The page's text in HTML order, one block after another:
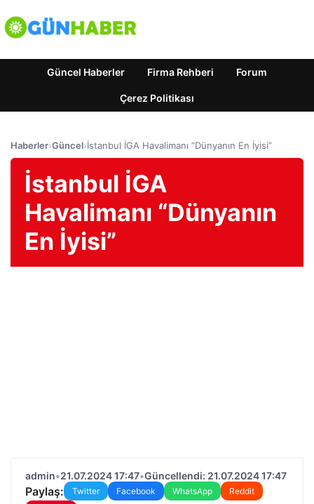
Güncel Haberler Firma Rehberi Forum
Çerez Politikası
Haberler›Güncel›İstanbul İGA Havalimanı “Dünyanın En İyisi”
İstanbul İGA
Havalimanı “Dünyanın
En İyisi”
admin•21.07.2024 17:47•Güncellendi: 21.07.2024 17:47
Paylaş: Twitter Facebook WhatsApp
Reddit